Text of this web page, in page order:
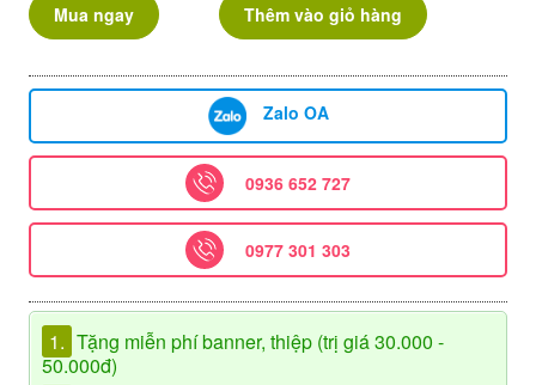
Mua ngay Thêm vào giỏ hàng
Zalo OA
0936 652 727
0977 301 303
1. Tặng miễn phí banner, thiệp (trị giá 30.000 -
50.000đ)